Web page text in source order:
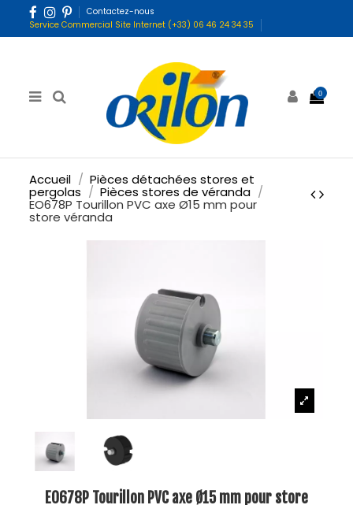
Contactez-nous
Service Commercial Site Internet (+33) 06 46 24 34 35
0
Accueil Pièces détachées stores et
pergolas Pièces stores de véranda
EO678P Tourillon PVC axe Ø15 mm pour
store véranda
EO678P Tourillon PVC axe Ø15 mm pour store